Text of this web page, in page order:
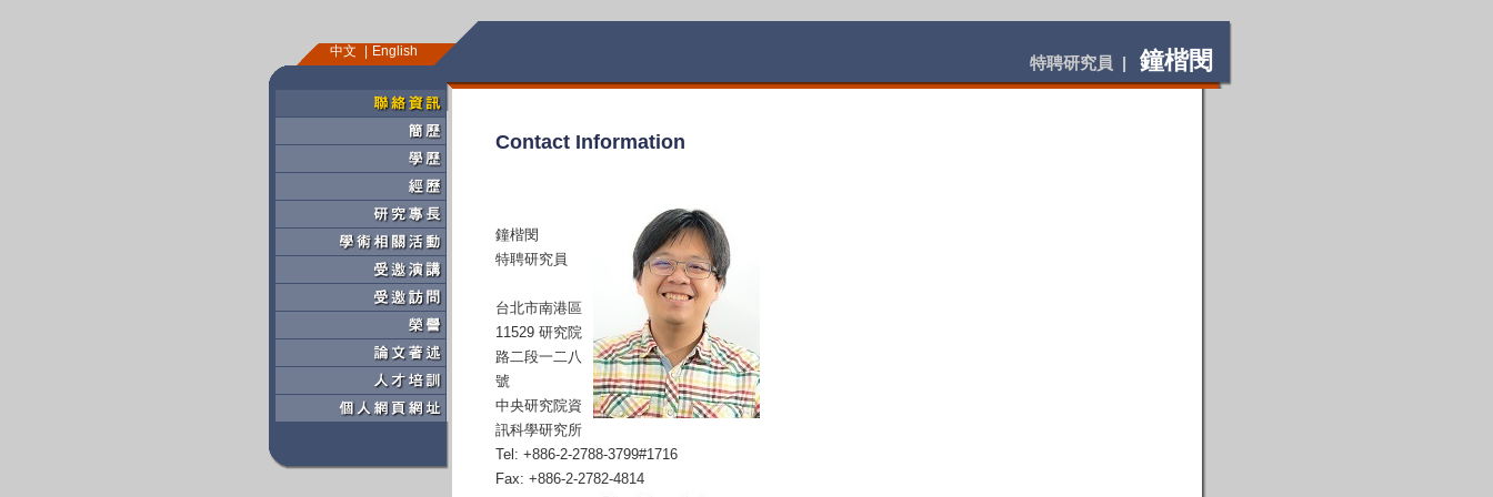
中文 English
特聘研究員 | 鐘楷閔
Contact Information
鐘楷閔
特聘研究員
台北市南港區
11529 研究院
路二段一二八
號
中央研究院資
訊科學研究所
Tel: +886-2-2788-3799#1716
Fax: +886-2-2782-4814